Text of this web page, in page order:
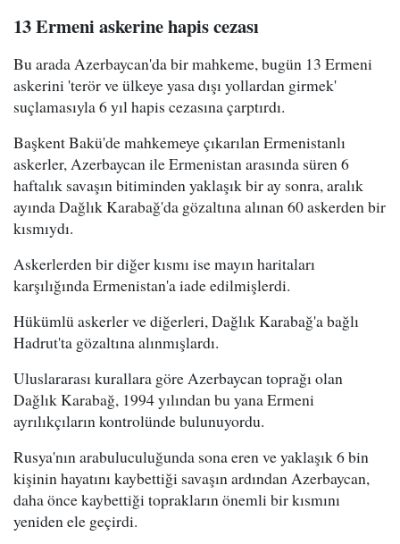
13 Ermeni askerine hapis cezası
Bu arada Azerbaycan'da bir mahkeme, bugün 13 Ermeni
askerini 'terör ve ülkeye yasa dışı yollardan girmek'
suçlamasıyla 6 yıl hapis cezasına çarptırdı.
Başkent Bakü'de mahkemeye çıkarılan Ermenistanlı
askerler, Azerbaycan ile Ermenistan arasında süren 6
haftalık savaşın bitiminden yaklaşık bir ay sonra, aralık
ayında Dağlık Karabağ'da gözaltına alınan 60 askerden bir
kısmıydı.
Askerlerden bir diğer kısmı ise mayın haritaları
karşılığında Ermenistan'a iade edilmişlerdi.
Hükümlü askerler ve diğerleri, Dağlık Karabağ'a bağlı
Hadrut'ta gözaltına alınmışlardı.
Uluslararası kurallara göre Azerbaycan toprağı olan
Dağlık Karabağ, 1994 yılından bu yana Ermeni
ayrılıkçıların kontrolünde bulunuyordu.
Rusya'nın arabuluculuğunda sona eren ve yaklaşık 6 bin
kişinin hayatını kaybettiği savaşın ardından Azerbaycan,
daha önce kaybettiği toprakların önemli bir kısmını
yeniden ele geçirdi.